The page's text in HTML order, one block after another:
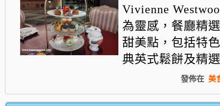
Vivienne
為靈感，餐廳精
甜美點，包括特
典英式鬆餅及精
發佈在 美